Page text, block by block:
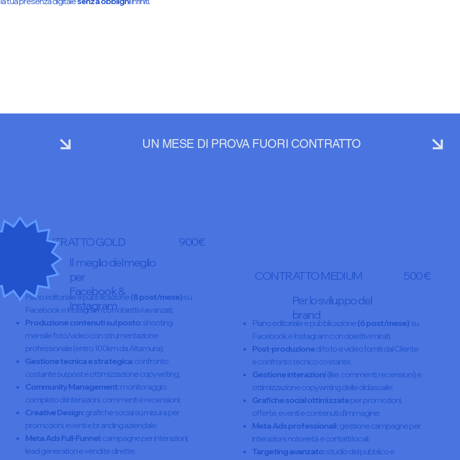
CONTRATTO GOLD 900€
Piano editoriale e pubblicazione(8 post/mese)su
Facebook e Instagram con obiettivi avanzati;
Produzione contenuti sul posto:shooting
mensile foto/video con strumentazione
professionale (entro 100km da Altamura);
Gestione tecnica e strategica:confronto
costante sui post e ottimizzazione copywriting;
Community Management:monitoraggio
completo di interazioni, commenti e recensioni;
Creative Design:grafiche social su misura per
promozioni, eventi e branding aziendale;
Meta Ads Full-Funnel:campagne per interazioni,
lead generation e vendite dirette;
500 €
Piano editoriale e pubblicazione(6 post/mese) su
Facebook e Instagram con obiettivi mirati;
Post-produzionedi foto e video forniti dal Cliente
e confronto tecnico costante;
Gestione interazioni (like, commenti, recensioni) e
ottimizzazione copywriting delle didascalie;
Grafiche social ottimizzateper promozioni,
offerte, eventi e contenuti d’immagine;
Meta Ads professionali:gestione campagne per
interazioni, notorietà e contatti locali;
Targeting avanzato:studio del pubblico e
CONTRATTO MEDIUM
Per lo sviluppo del
brand
Il meglio del meglio
per
Facebook &
Instagram